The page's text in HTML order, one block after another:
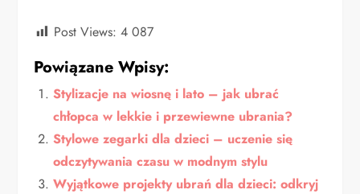
Post Views: 4 087
Powiązane Wpisy:
Stylizacje na wiosnę i lato – jak ubrać
chłopca w lekkie i przewiewne ubrania?
Stylowe zegarki dla dzieci – uczenie się
odczytywania czasu w modnym stylu
Wyjątkowe projekty ubrań dla dzieci: odkryj